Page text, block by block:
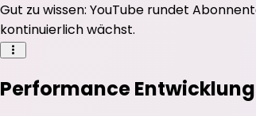
Gut zu wissen: YouTube rundet
kontinuierlich wächst.
Performance Entwicklung